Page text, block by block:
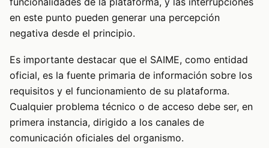
en este punto pueden generar una percepción
negativa desde el principio.
Es importante destacar que el SAIME, como entidad
oficial, es la fuente primaria de información sobre los
requisitos y el funcionamiento de su plataforma.
Cualquier problema técnico o de acceso debe ser, en
primera instancia, dirigido a los canales de
comunicación oficiales del organismo.